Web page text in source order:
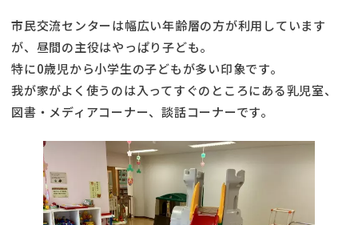
市民交流センターは幅広い年齢層の方が利用しています
が、昼間の主役はやっぱり子ども。
特に0歳児から小学生の子どもが多い印象です。
我が家がよく使うのは入ってすぐのところにある乳児室、
図書・メディアコーナー、談話コーナーです。